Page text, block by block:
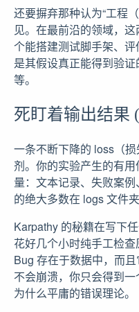
还要摒弃那种认为“工程
见。在最前沿的领域，
个能搭建测试脚手架、
是其假设真正能得到验
等。
死盯着输出结果
一条不断下降的 loss（
剂。你的实验产生的有
量：文本记录、失败案
的绝大多数在 logs 文件
Karpathy 的秘籍在写下
花好几个小时纯手工检
Bug 存在于数据中，而
不会崩溃，你只会得到
为什么平庸的错误理论。